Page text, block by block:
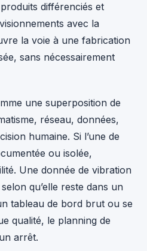
différenciés et
avec la
la voie à une fabrication
sans nécessairement
une superposition de
réseau, données,
humaine. Si l’une de
ou isolée,
Une donnée de vibration
qu’elle reste dans un
tableau de bord brut ou se
qualité, le planning de
arrêt.